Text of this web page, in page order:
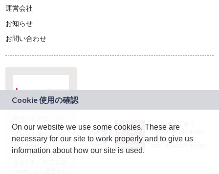
運営会社
お知らせ
お問い合わせ
ドコモグループの新
規事業創出プログラ
ム「docomo
STARTUP」を通じて
JASRAC許諾番号：
9024936001Y45037
JASRAC許諾番号：
On our website we use some cookies. These are
necessary for our site to work properly and to give us
information about how our site is used.